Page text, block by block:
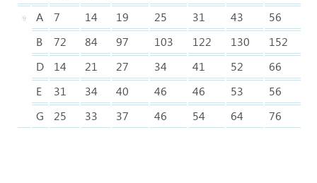
A 7 14 19 25 31 43 56
B
72 84 97 103 122 130 152
D
14 21 27 34 41 52 66
E
31 34 40 46 46 53 56
G
25 33 37 46 54 64 76